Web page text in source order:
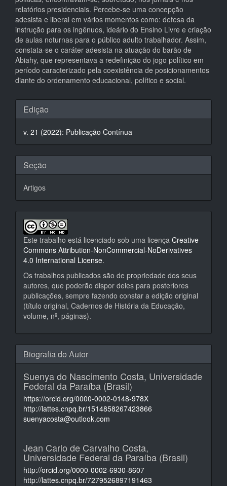
relatórios presidenciais. Percebe-se uma concepção
adesista e liberal em vários momentos como: defesa da
instrução para os ingênuos, ideário do Ensino Livre e criação
de aulas noturnas para o público adulto trabalhador. Assim,
constata-se o caráter adesista na atuação do barão de
Abiahy, que representava a redefinição do jogo político em
período caracterizado pela coexistência de posicionamentos
diante do ordenamento educacional, político e social.
Detalhes
do
artigo
Edição
v. 21 (2022): Publicação Contínua
Seção
Artigos
Este trabalho está licenciado sob uma licença Creative
Commons Attribution-NonCommercial-NoDerivatives
4.0 International License.
Os trabalhos publicados são de propriedade dos seus
autores, que poderão dispor deles para posteriores
publicações, sempre fazendo constar a edição original
(título original, Cadernos de História da Educação,
volume, nº, páginas).
Biografia do Autor
Suenya do Nascimento Costa, Universidade
Federal da Paraíba (Brasil)
https://orcid.org/0000-0002-0148-978X
http://lattes.cnpq.br/1514858267423866
suenyacosta@outlook.com
Jean Carlo de Carvalho Costa,
Universidade Federal da Paraíba (Brasil)
http://orcid.org/0000-0002-6930-8607
http://lattes.cnpq.br/7279526897191463